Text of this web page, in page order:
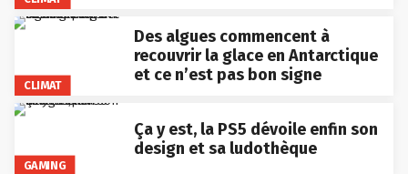
CLIMAT
Des algues commencent à
recouvrir la glace en Antarctique
et ce n’est pas bon signe
GAMING
Ça y est, la PS5 dévoile enfin son
design et sa ludothèque